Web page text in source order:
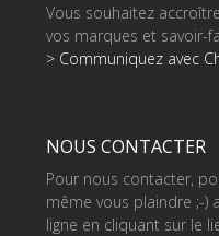
Vous souhaitez
vos marques et savoir-
> Communiquez avec
NOUS CONTACTER
Pour nous contacter,
même vous plaindre ;-)
ligne en cliquant sur le